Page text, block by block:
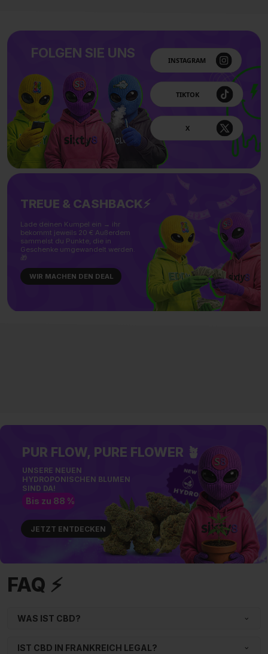
FOLGEN SIE UNS
TREUE & CASHBACK⚡
Lade deinen Kumpel ein → ihr
bekommt jeweils 20 € Außerdem
sammelst du Punkte, die in
Geschenke umgewandelt werden.
🎁
WIR MACHEN DEN DEAL
PUR FLOW, PURE FLOWER 🪴
UNSERE NEUEN
HYDROPONISCHEN BLUMEN
SIND DA!
JETZT ENTDECKEN
Bis zu 88 %
FAQ ⚡
WAS IST CBD?
IST CBD IN FRANKREICH LEGAL?